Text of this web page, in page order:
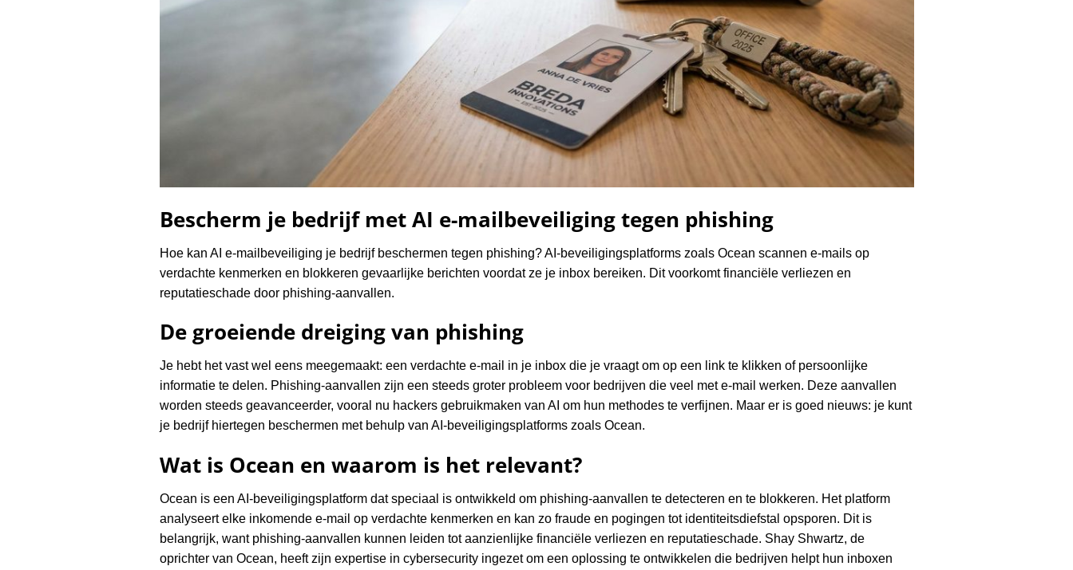
Bescherm je bedrijf met AI e-mailbeveiliging tegen phishing
Hoe kan AI e-mailbeveiliging je bedrijf beschermen tegen phishing? AI-beveiligingsplatforms zoals Ocean scannen e-mails op
verdachte kenmerken en blokkeren gevaarlijke berichten voordat ze je inbox bereiken. Dit voorkomt financiële verliezen en
reputatieschade door phishing-aanvallen.
De groeiende dreiging van phishing
Je hebt het vast wel eens meegemaakt: een verdachte e-mail in je inbox die je vraagt om op een link te klikken of persoonlijke
informatie te delen. Phishing-aanvallen zijn een steeds groter probleem voor bedrijven die veel met e-mail werken. Deze aanvallen
worden steeds geavanceerder, vooral nu hackers gebruikmaken van AI om hun methodes te verfijnen. Maar er is goed nieuws: je kunt
je bedrijf hiertegen beschermen met behulp van AI-beveiligingsplatforms zoals Ocean.
Wat is Ocean en waarom is het relevant?
Ocean is een AI-beveiligingsplatform dat speciaal is ontwikkeld om phishing-aanvallen te detecteren en te blokkeren. Het platform
analyseert elke inkomende e-mail op verdachte kenmerken en kan zo fraude en pogingen tot identiteitsdiefstal opsporen. Dit is
belangrijk, want phishing-aanvallen kunnen leiden tot aanzienlijke financiële verliezen en reputatieschade. Shay Shwartz, de
oprichter van Ocean, heeft zijn expertise in cybersecurity ingezet om een oplossing te ontwikkelen die bedrijven helpt hun inboxen